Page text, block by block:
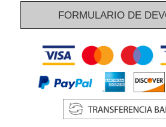
FORMULARIO DE